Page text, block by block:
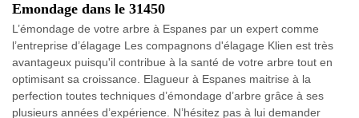
Emondage dans le 31450
L’émondage de votre arbre à Espanes par un expert comme
l’entreprise d’élagage Les compagnons d'élagage Klien est très
avantageux puisqu'il contribue à la santé de votre arbre tout en
optimisant sa croissance. Elagueur à Espanes maitrise à la
perfection toutes techniques d’émondage d’arbre grâce à ses
plusieurs années d’expérience. N’hésitez pas à lui demander